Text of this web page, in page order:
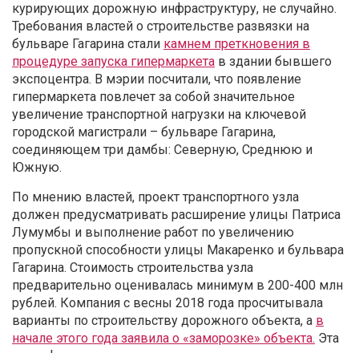
курирующих дорожную инфраструктуру, не случайно.
Требования властей о строительстве развязки на
бульваре Гагарина стали камнем преткновения в
процедуре запуска гипермаркета в здании бывшего
экспоцентра. В мэрии посчитали, что появление
гипермаркета повлечет за собой значительное
увеличение транспортной нагрузки на ключевой
городской магистрали – бульваре Гагарина,
соединяющем три дамбы: Северную, Среднюю и
Южную.
По мнению властей, проект транспортного узла
должен предусматривать расширение улицы Патриса
Лумумбы и выполнение работ по увеличению
пропускной способности улицы Макаренко и бульвара
Гагарина. Стоимость строительства узла
предварительно оценивалась минимум в 200-400 млн
рублей. Компания с весны 2018 года просчитывала
варианты по строительству дорожного объекта, а в
начале этого года заявила о «заморозке» объекта. Эта